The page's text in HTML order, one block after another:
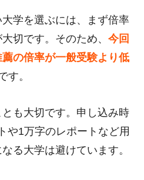
学を選ぶには、まず倍率
切です。そのため、 今回
の倍率が一般受験より低
す。
も大切です。申し込み時
や1万字のレポートなど用
る大学は避けています。